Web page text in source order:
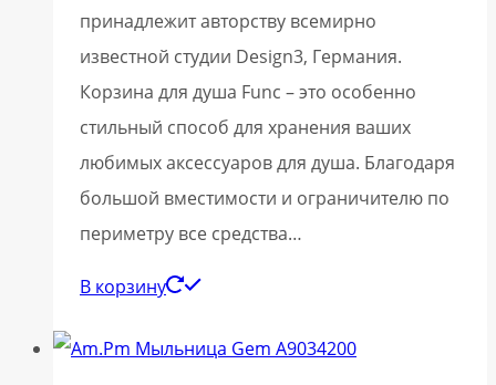
принадлежит авторству всемирно
известной студии Design3, Германия.
Корзина для душа Func – это особенно
стильный способ для хранения ваших
любимых аксессуаров для душа. Благодаря
большой вместимости и ограничителю по
периметру все средства…
В корзину